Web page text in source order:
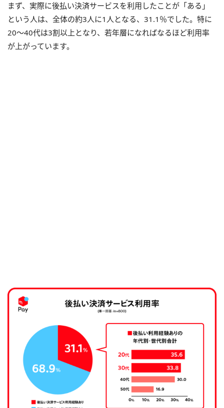
まず、実際に後払い決済サービスを利用したことが「ある」
という人は、全体の約3人に1人となる、31.1％でした。特に
20〜40代は3割以上となり、若年層になればなるほど利用率
が上がっています。